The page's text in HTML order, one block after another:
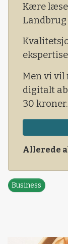
Kære
Landbrug
Men vi vil
digitalt
30 kroner.
Allerede
Business